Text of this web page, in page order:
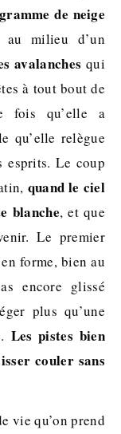
de neige
milieu d’un
avalanches qui
à tout bout de
fois qu’elle a
qu’elle relègue
Le coup
quand le ciel
blanche, et que
Le premier
forme, bien au
encore glissé
plus qu’une
Les pistes bien
couler sans
vie qu’on prend